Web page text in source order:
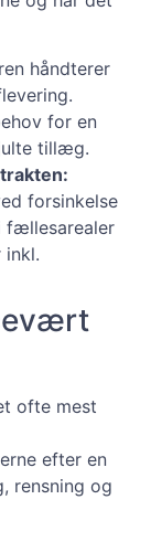
håndterer
for en
tillæg.
forsinkelse
fællesarealer
inkl.
ofte mest
efter en
rensning og